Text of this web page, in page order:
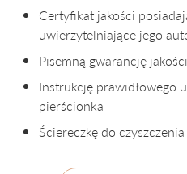
Certyfikat jakości
uwierzytelniające jego
Pisemną gwarancję jakości
Instrukcję prawidłowego
pierścionka
Ściereczkę do